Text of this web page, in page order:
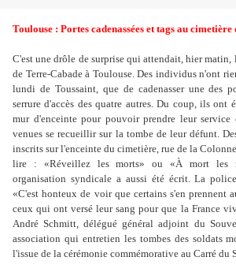
Toulouse : Portes cadenassées et tags au
C'est une drôle de surprise qui attendait, hier matin,
de Terre-Cabade à Toulouse. Des individus n'ont
lundi de Toussaint, que de cadenasser une des
serrure d'accès des quatre autres. Du coup, ils ont
mur d'enceinte pour pouvoir prendre leur service
venues se recueillir sur la tombe de leur défunt.
inscrits sur l'enceinte du cimetière, rue de la
lire : «Réveillez les morts» ou «À mort les
organisation syndicale a aussi été écrit. La
«C'est honteux de voir que certains s'en prennent
ceux qui ont versé leur sang pour que la France
André Schmitt, délégué général adjoint du
association qui entretien les tombes des soldats
l'issue de la cérémonie commémorative au Carré du